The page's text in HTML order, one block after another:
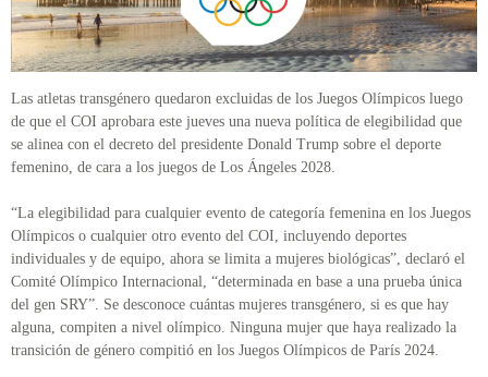
Las atletas transgénero quedaron excluidas de los Juegos Olímpicos luego
de que el COI aprobara este jueves una nueva política de elegibilidad que
se alinea con el decreto del presidente Donald Trump sobre el deporte
femenino, de cara a los juegos de Los Ángeles 2028.
“La elegibilidad para cualquier evento de categoría femenina en los Juegos
Olímpicos o cualquier otro evento del COI, incluyendo deportes
individuales y de equipo, ahora se limita a mujeres biológicas”, declaró el
Comité Olímpico Internacional, “determinada en base a una prueba única
del gen SRY”. Se desconoce cuántas mujeres transgénero, si es que hay
alguna, compiten a nivel olímpico. Ninguna mujer que haya realizado la
transición de género compitió en los Juegos Olímpicos de París 2024.